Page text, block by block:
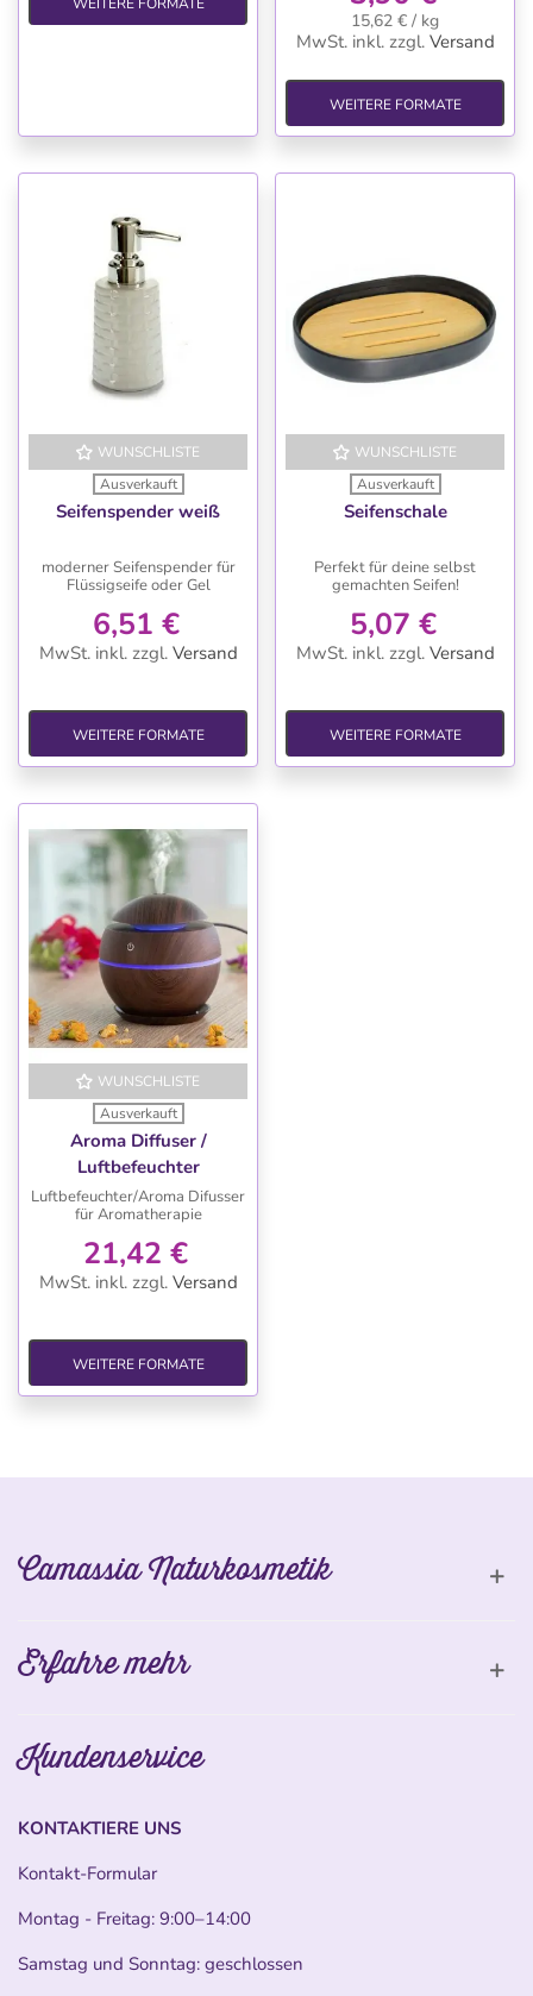
15,62 € / kg
MwSt. inkl. zzgl. Versand
WEITERE FORMATE
WUNSCHLISTE
Ausverkauft
Seifenspender weiß
moderner Seifenspender für
Flüssigseife oder Gel
6,51 €
MwSt. inkl. zzgl. Versand
WEITERE FORMATE
WUNSCHLISTE
Ausverkauft
Seifenschale
Perfekt für deine selbst
gemachten Seifen!
5,07 €
MwSt. inkl. zzgl. Versand
WEITERE FORMATE
WUNSCHLISTE
Ausverkauft
Aroma Diffuser /
Luftbefeuchter
Luftbefeuchter/Aroma Difusser
für Aromatherapie
21,42 €
MwSt. inkl. zzgl. Versand
WEITERE FORMATE
Camassia Naturkosmetik
Erfahre mehr
Kundenservice
KONTAKTIERE UNS
Kontakt-Formular
Montag - Freitag: 9:00–14:00
Samstag und Sonntag: geschlossen